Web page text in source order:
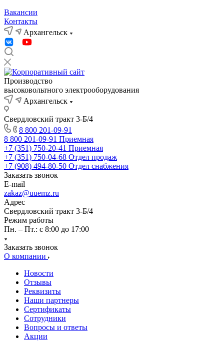
Вакансии
Контакты
Архангельск
Производство
высоковольтного электрооборудования
Архангельск
Свердловский тракт 3-Б/4
8 800 201-09-91
8 800 201-09-91 Приемная
+7 (351) 750-20-41 Приемная
+7 (351) 750-04-68 Отдел продаж
+7 (908) 494-80-50 Отдел снабжения
Заказать звонок
E-mail
zakaz@uuemz.ru
Адрес
Свердловский тракт 3-Б/4
Режим работы
Пн. – Пт.: с 8:00 до 17:00
Заказать звонок
О компании
Новости
Отзывы
Реквизиты
Наши партнеры
Сертификаты
Сотрудники
Вопросы и ответы
Акции